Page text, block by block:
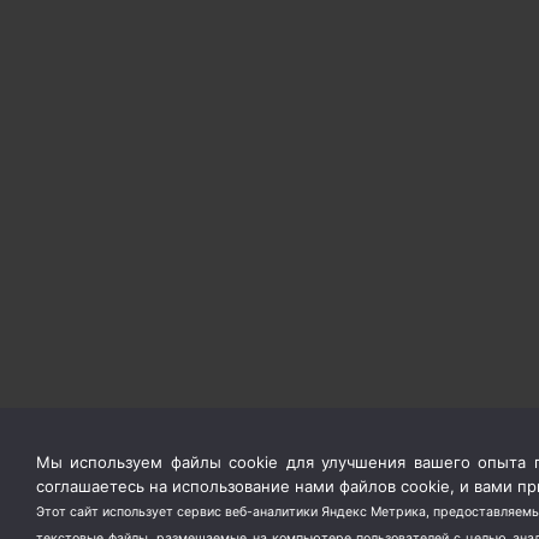
Мы используем файлы cookie для улучшения вашего опыта
соглашаетесь на использование нами файлов cookie, и вами
Этот сайт использует сервис веб-аналитики Яндекс Метрика,